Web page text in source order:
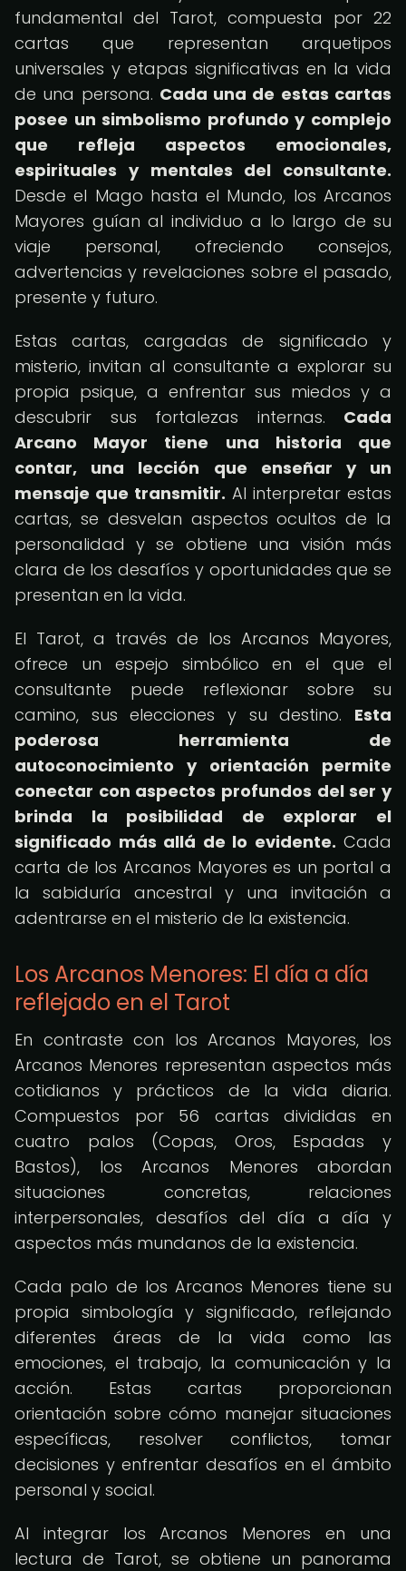
fundamental del Tarot, compuesta por 22
cartas que representan arquetipos
universales y etapas significativas en la vida
de una persona. Cada una de estas cartas
posee un simbolismo profundo y complejo
que refleja aspectos emocionales,
espirituales y mentales del consultante.
Desde el Mago hasta el Mundo, los Arcanos
Mayores guían al individuo a lo largo de su
viaje personal, ofreciendo consejos,
advertencias y revelaciones sobre el pasado,
presente y futuro.
Estas cartas, cargadas de significado y
misterio, invitan al consultante a explorar su
propia psique, a enfrentar sus miedos y a
descubrir sus fortalezas internas. Cada
Arcano Mayor tiene una historia que
contar, una lección que enseñar y un
mensaje que transmitir. Al interpretar estas
cartas, se desvelan aspectos ocultos de la
personalidad y se obtiene una visión más
clara de los desafíos y oportunidades que se
presentan en la vida.
El Tarot, a través de los Arcanos Mayores,
ofrece un espejo simbólico en el que el
consultante puede reflexionar sobre su
camino, sus elecciones y su destino. Esta
poderosa herramienta de
autoconocimiento y orientación permite
conectar con aspectos profundos del ser y
brinda la posibilidad de explorar el
significado más allá de lo evidente. Cada
carta de los Arcanos Mayores es un portal a
la sabiduría ancestral y una invitación a
adentrarse en el misterio de la existencia.
Los Arcanos Menores: El día a día
reflejado en el Tarot
En contraste con los Arcanos Mayores, los
Arcanos Menores representan aspectos más
cotidianos y prácticos de la vida diaria.
Compuestos por 56 cartas divididas en
cuatro palos (Copas, Oros, Espadas y
Bastos), los Arcanos Menores abordan
situaciones concretas, relaciones
interpersonales, desafíos del día a día y
aspectos más mundanos de la existencia.
Cada palo de los Arcanos Menores tiene su
propia simbología y significado, reflejando
diferentes áreas de la vida como las
emociones, el trabajo, la comunicación y la
acción. Estas cartas proporcionan
orientación sobre cómo manejar situaciones
específicas, resolver conflictos, tomar
decisiones y enfrentar desafíos en el ámbito
personal y social.
Al integrar los Arcanos Menores en una
lectura de Tarot, se obtiene un panorama